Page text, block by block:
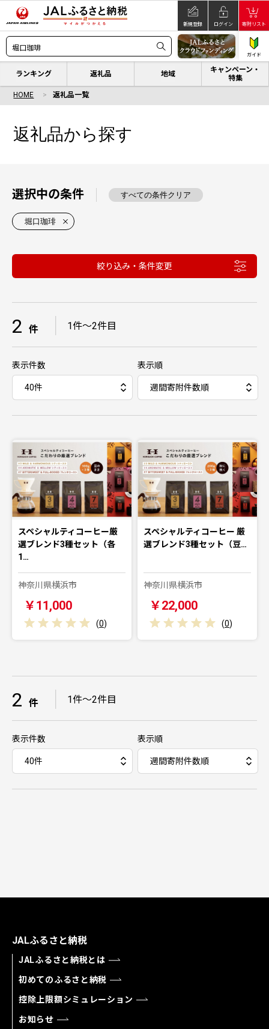
新規登録 ログイン 寄附リスト
ガイド
ランキング 返礼品 地域
キャンペーン・
特集
HOME 返礼品一覧
返礼品から探す
選択中の条件 すべての条件クリア
堀口珈琲
絞り込み・条件変更
2 件 1件〜2件目
表示件数 表示順
スペシャルティコーヒー厳
選ブレンド3種セット（各
1…
神奈川県横浜市
￥11,000
(0)
スペシャルティコーヒー 厳
選ブレンド3種セット（豆…
神奈川県横浜市
￥22,000
(0)
2 件 1件～2件目
表示件数 表示順
JALふるさと納税
JALふるさと納税とは
初めてのふるさと納税
控除上限額シミュレーション
お知らせ